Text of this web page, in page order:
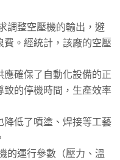
調整空壓機的輸出，避
。經統計，該廠的空壓
應確保了自動化設備的正
致的停機時間，生產效率
降低了噴塗、焊接等工藝
的運行參數（壓力、溫